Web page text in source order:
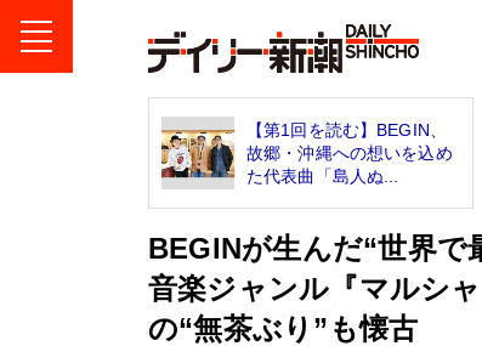
【第1回を読む】BEGIN、
故郷・沖縄への想いを込め
た代表曲「島人ぬ...
BEGINが生んだ“世界で
音楽ジャンル『マルシ
の“無茶ぶり”も懐古